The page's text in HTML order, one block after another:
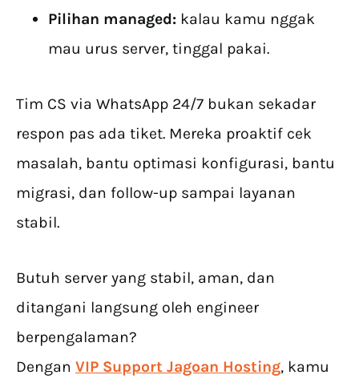
Pilihan managed: kalau kamu nggak
mau urus server, tinggal pakai.
Tim CS via WhatsApp 24/7 bukan sekadar
respon pas ada tiket. Mereka proaktif cek
masalah, bantu optimasi konfigurasi, bantu
migrasi, dan follow-up sampai layanan
stabil.
Butuh server yang stabil, aman, dan
ditangani langsung oleh engineer
berpengalaman?
Dengan VIP Support Jagoan Hosting, kamu